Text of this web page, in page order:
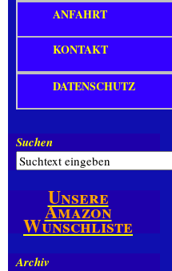
ANFAHRT
KONTAKT
DATENSCHUTZ
Suchen
Unsere
Amazon
Wunschliste
Archiv